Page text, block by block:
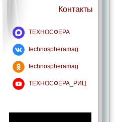
Контакты
ТЕХНОСФЕРА
technospheramag
technospheramag
ТЕХНОСФЕРА_РИЦ